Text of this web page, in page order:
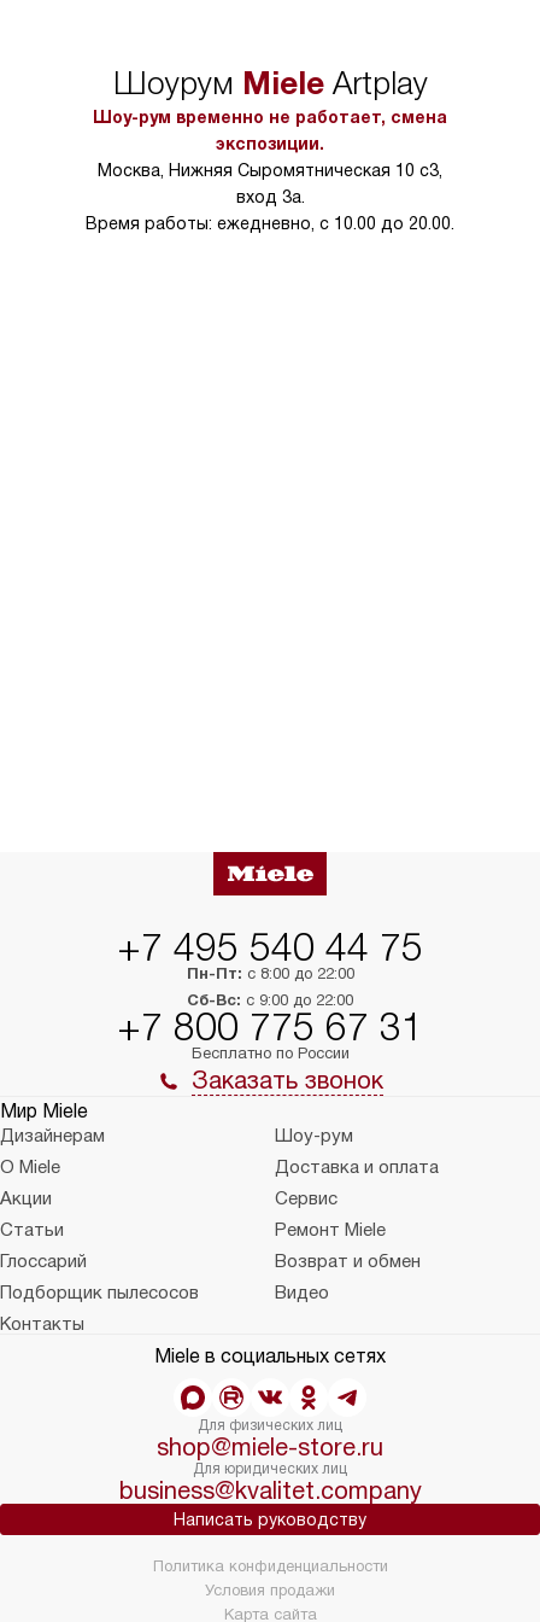
в условиях
тарифы на услуги
Шоурум MieleArtplay
Шоу-рум временно не работает, смена
экспозиции.
Москва, Нижняя Сыромятническая 10 с3,
вход 3а.
Время работы: ежедневно, с 10.00 до 20.00.
+7 495 540 44 75
Пн-Пт: с 8:00 до 22:00
Сб-Вс: с 9:00 до 22:00
+7 800 775 67 31
Бесплатно по России
Заказать звонок
Мир Miele
Дизайнерам
Шоу-рум
О Miele
Доставка и оплата
Акции
Сервис
Статьи
Ремонт Miele
Глоссарий
Возврат и обмен
Подборщик пылесосов
Видео
Контакты
Miele в социальных сетях
Для физических лиц
shop@miele-store.ru
Для юридических лиц
business@kvalitet.company
Написать руководству
Политика конфиденциальности
Условия продажи
Карта сайта